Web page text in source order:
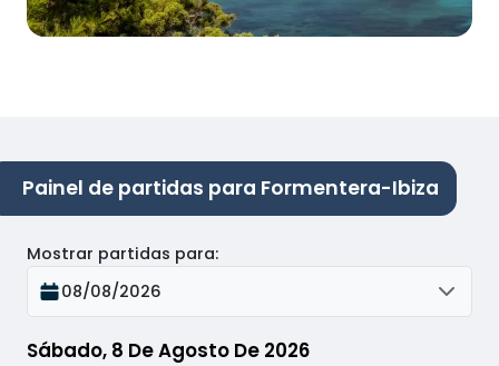
Painel de partidas para Formentera-Ibiza
Sábado, 8 De Agosto De 2026
Mostrar partidas para:
08/08/2026